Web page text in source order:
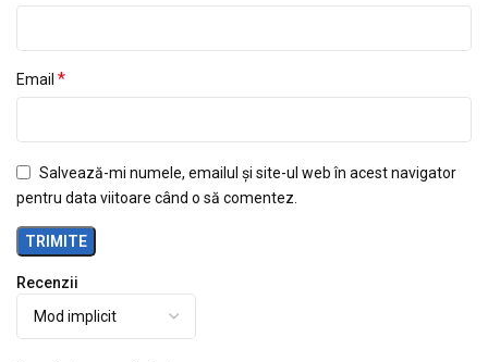
Recenzii
Email *
Salvează-mi numele, emailul și site-ul web în acest navigator
pentru data viitoare când o să comentez.